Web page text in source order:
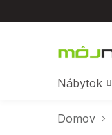
na
Nábytok
Domov